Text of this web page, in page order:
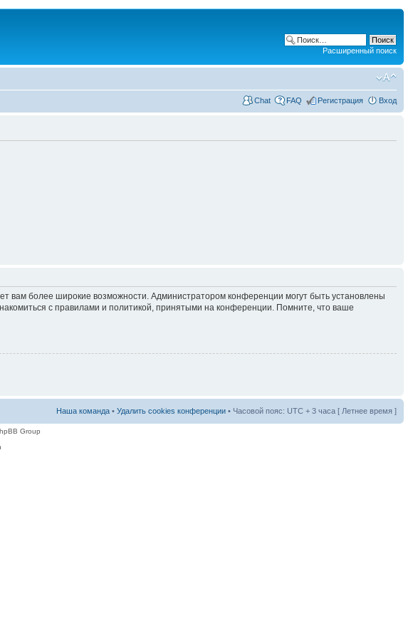
Расширенный поиск
Chat FAQ Регистрация Вход
вам более широкие возможности. Администратором конференции могут быть установлены
с правилами и политикой, принятыми на конференции. Помните, что ваше
Наша команда • Удалить cookies конференции • Часовой пояс: UTC + 3 часа [ Летнее время ]
Group